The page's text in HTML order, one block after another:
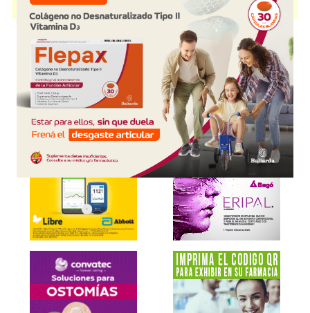
presentación disponible.
Explorar más
Otros productos con
producto cosmético
Otros productos de